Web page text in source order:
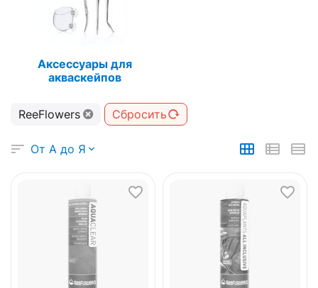
Аксессуары для
акваскейпов
ReeFlowers Сбросить
От А до Я